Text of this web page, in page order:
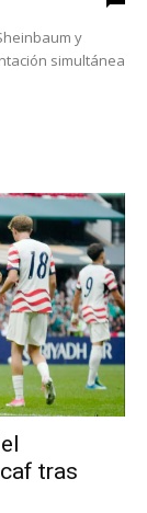
y
simultánea
tras